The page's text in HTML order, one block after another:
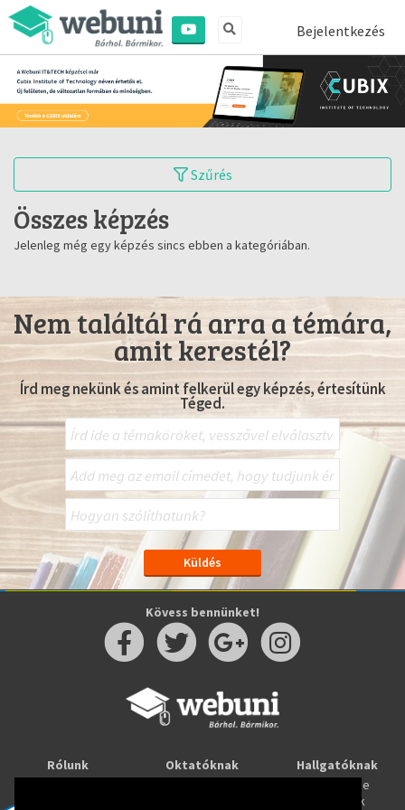
Bejelentkezés
Szűrés
Összes képzés
Jelenleg még egy képzés sincs ebben a kategóriában.
Nem találtál rá arra a témára,
amit kerestél?
Írd meg nekünk és amint felkerül egy képzés, értesítünk
Téged.
Kövess bennünket!
Rólunk
Oktatóknak
Hallgatóknak
Tanulj online
Képzések